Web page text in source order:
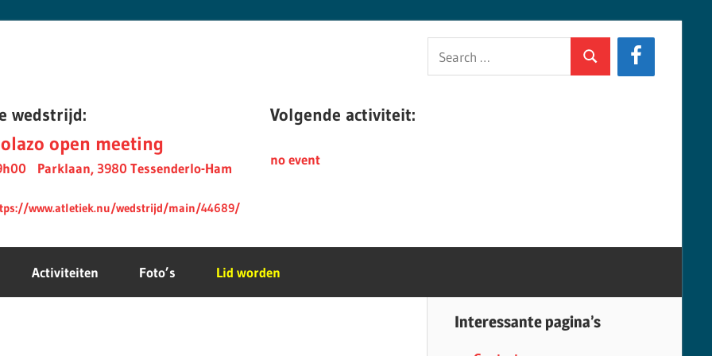
for:
Search
wedstrijd:
open meeting
Parklaan, 3980 Tessenderlo-Ham
www.atletiek.nu/wedstrijd/main/44689/
Volgende activiteit:
no event
Activiteiten Foto’s Lid worden
Interessante pagina’s